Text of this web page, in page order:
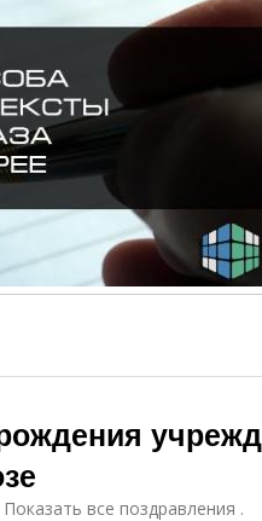
все поздравления .